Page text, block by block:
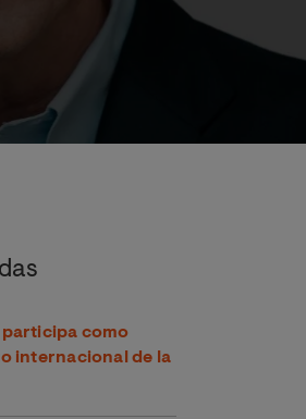
participa como
internacional de la